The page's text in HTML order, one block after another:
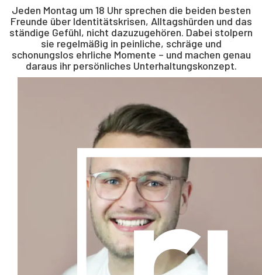
Jeden Montag um 18 Uhr sprechen die beiden besten
Freunde über Identitätskrisen, Alltagshürden und das
ständige Gefühl, nicht dazuzugehören. Dabei stolpern
sie regelmäßig in peinliche, schräge und
schonungslos ehrliche Momente – und machen genau
daraus ihr persönliches Unterhaltungskonzept.